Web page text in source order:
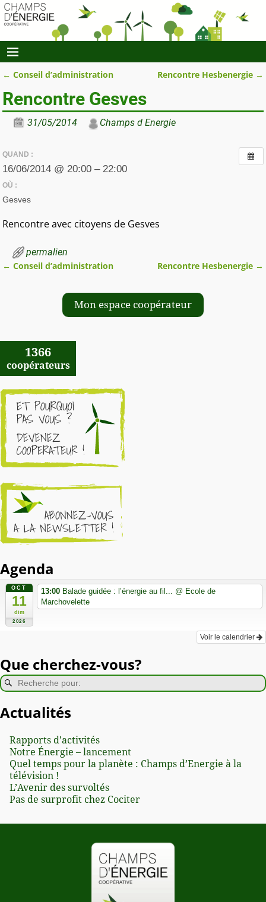
← Conseil d’administration Rencontre Hesbenergie →
Rencontre Gesves
31/05/2014 Champs d Energie
QUAND :
16/06/2014 @ 20:00 – 22:00
OÙ :
Gesves
Rencontre avec citoyens de Gesves
permalien
← Conseil d’administration Rencontre Hesbenergie →
Mon espace coopérateur
1366
coopérateurs
Agenda
OCT
11
dim
2026
13:00 Balade guidée : l’énergie au fil... @ Ecole de
Marchovelette
Voir le calendrier
Que cherchez-vous?
Actualités
Rapports d’activités
Notre Énergie – lancement
Quel temps pour la planète : Champs d’Energie à la
télévision !
L’Avenir des survoltés
Pas de surprofit chez Cociter